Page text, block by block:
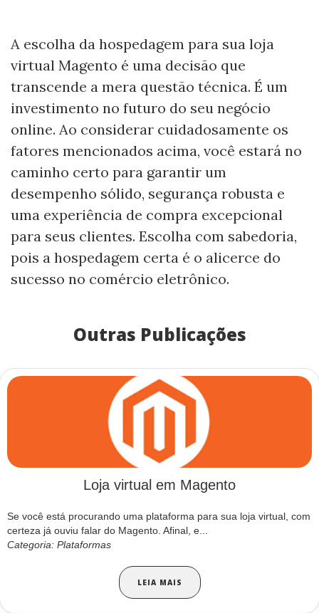
A escolha da hospedagem para sua loja
virtual Magento é uma decisão que
transcende a mera questão técnica. É um
investimento no futuro do seu negócio
online. Ao considerar cuidadosamente os
fatores mencionados acima, você estará no
caminho certo para garantir um
desempenho sólido, segurança robusta e
uma experiência de compra excepcional
para seus clientes. Escolha com sabedoria,
pois a hospedagem certa é o alicerce do
sucesso no comércio eletrônico.
Outras Publicações
Loja virtual em Magento
Se você está procurando uma plataforma para sua loja virtual, com
certeza já ouviu falar do Magento. Afinal, e...
Categoria: Plataformas
LEIA MAIS